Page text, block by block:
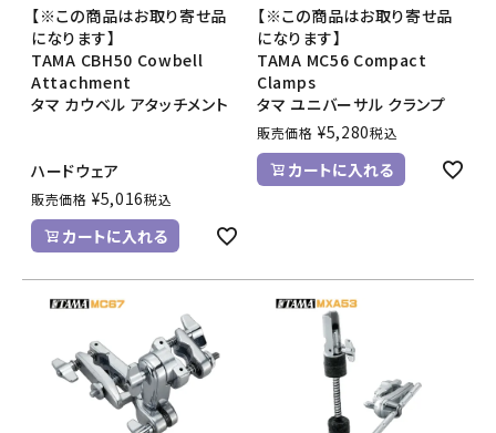
【※この商品はお取り寄せ品
になります】
TAMA CBH50 Cowbell
Attachment
タマ カウベル アタッチメント
ハードウェア
販売価格 ¥5,016税込
カートに入れる
【※この商品はお取り寄せ品
になります】
TAMA MC56 Compact
Clamps
タマ ユニバーサル クランプ
販売価格 ¥5,280税込
カートに入れる